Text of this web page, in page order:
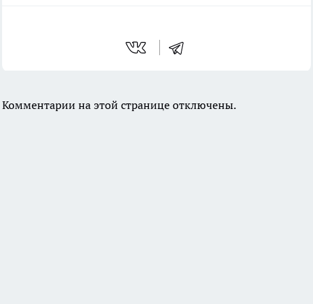
Комментарии на этой странице отключены.